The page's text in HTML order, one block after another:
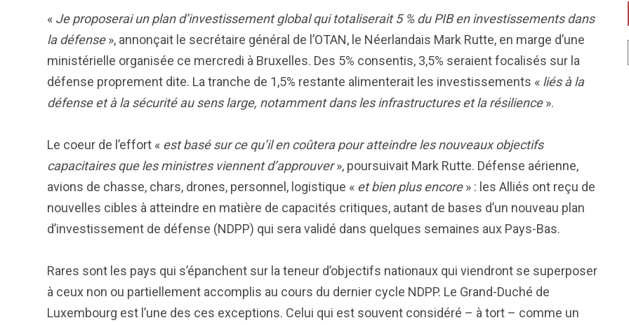
« Je proposerai un plan d’investissement global qui totaliserait 5 % du PIB en investissements dans
la défense», annonçait le secrétaire général de l’OTAN, le Néerlandais Mark Rutte, en marge d’une
ministérielle organisée ce mercredi à Bruxelles. Des 5% consentis, 3,5% seraient focalisés sur la
défense proprement dite. La tranche de 1,5% restante alimenterait les investissements « liés à la
défense et à la sécurité au sens large, notamment dans les infrastructures et la résilience».
Le coeur de l’effort « est basé sur ce qu’il en coûtera pour atteindre les nouveaux objectifs
capacitaires que les ministres viennent d’approuver», poursuivait Mark Rutte. Défense aérienne,
avions de chasse, chars, drones, personnel, logistique « et bien plus encore» : les Alliés ont reçu de
nouvelles cibles à atteindre en matière de capacités critiques, autant de bases d’un nouveau plan
d’investissement de défense (NDPP) qui sera validé dans quelques semaines aux Pays-Bas.
Rares sont les pays qui s’épanchent sur la teneur d’objectifs nationaux qui viendront se superposer
à ceux non ou partiellement accomplis au cours du dernier cycle NDPP. Le Grand-Duché de
Luxembourg est l’une des ces exceptions. Celui qui est souvent considéré – à tort – comme un